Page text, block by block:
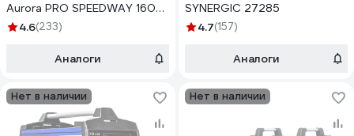
Aurora PRO SPEEDWAY 160
SYNERGIC IGBT 16335
4.6(233)
Аналоги
SYNERGIC 27285
4.7(157)
Аналоги
Нет в наличии Нет в наличии